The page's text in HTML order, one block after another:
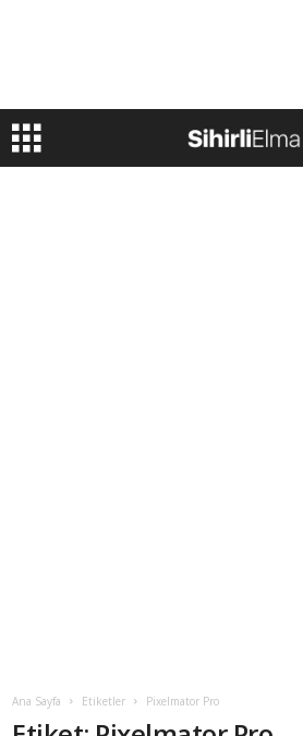
Ana Sayfa Etiketler Pixelmator Pro